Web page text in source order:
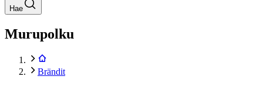
Hae
Murupolku
Brändit